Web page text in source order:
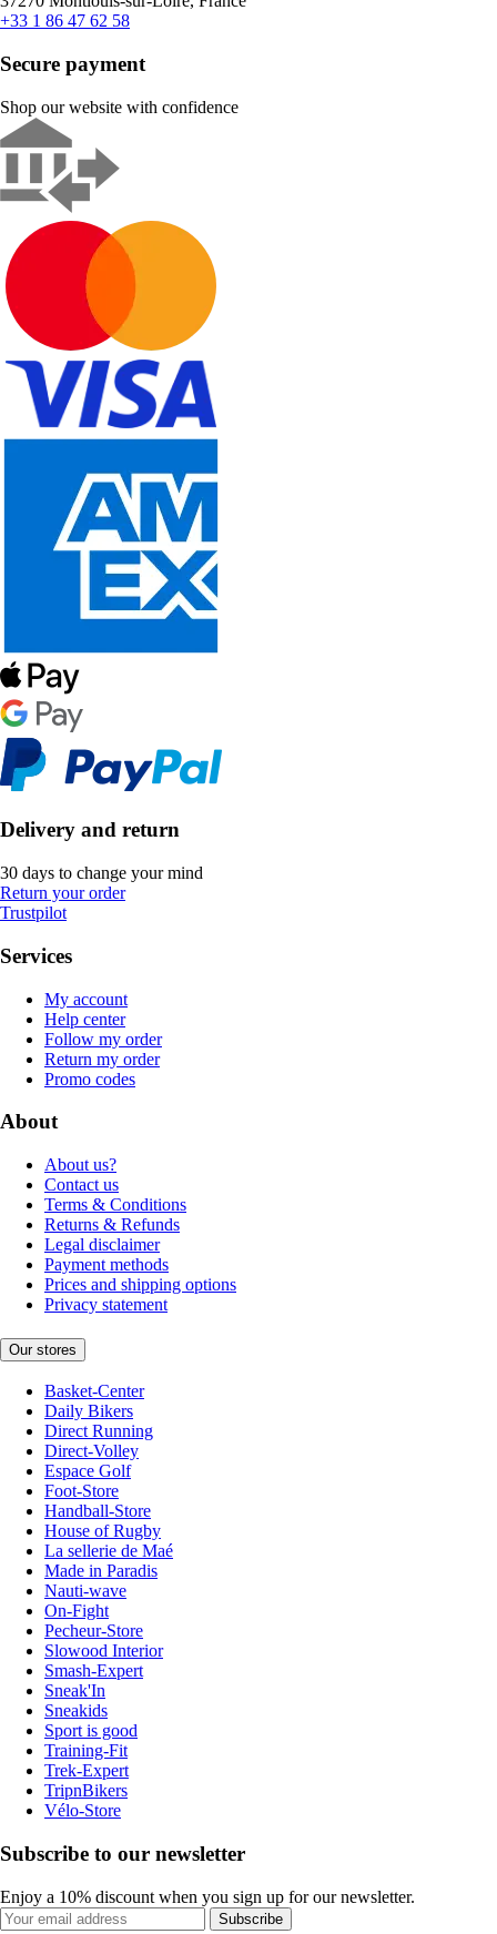
+33 1 86 47 62 58
Secure payment
Shop our website with confidence
Delivery and return
30 days to change your mind
Return your order
Trustpilot
Services
My account
Help center
Follow my order
Return my order
Promo codes
About
About us?
Contact us
Terms & Conditions
Returns & Refunds
Legal disclaimer
Payment methods
Prices and shipping options
Privacy statement
Our stores
Basket-Center
Daily Bikers
Direct Running
Direct-Volley
Espace Golf
Foot-Store
Handball-Store
House of Rugby
La sellerie de Maé
Made in Paradis
Nauti-wave
On-Fight
Pecheur-Store
Slowood Interior
Smash-Expert
Sneak'In
Sneakids
Sport is good
Training-Fit
Trek-Expert
TripnBikers
Vélo-Store
Subscribe to our newsletter
Enjoy a 10% discount when you sign up for our newsletter.
Subscribe